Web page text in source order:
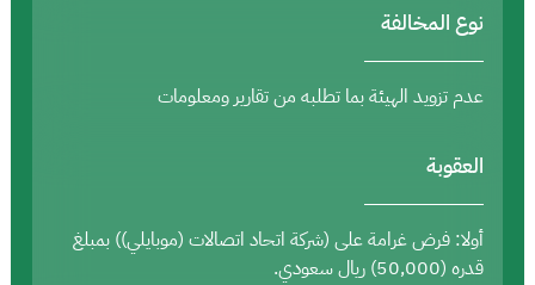
نوع المخالفة
عدم تزويد الهيئة بما تطلبه من تقارير ومعلومات
العقوبة
أولا: فرض غرامة على (شركة اتحاد اتصالات (موبايلي)) بمبلغ
قدره (50,000) ريال سعودي.